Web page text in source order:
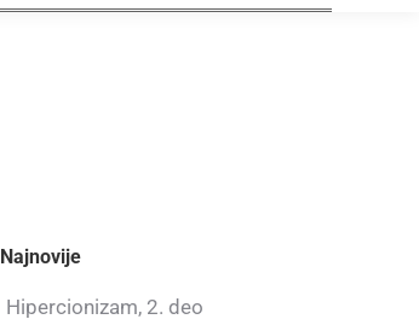
Najnovije
Hipercionizam, 2. deo